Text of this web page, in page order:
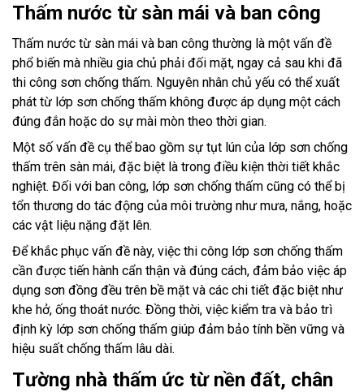
Thấm nước từ sàn mái và ban công
Thấm nước từ sàn mái và ban công thường là một vấn đề
phổ biến mà nhiều gia chủ phải đối mặt, ngay cả sau khi đã
thi công sơn chống thấm. Nguyên nhân chủ yếu có thể xuất
phát từ lớp sơn chống thấm không được áp dụng một cách
đúng đắn hoặc do sự mài mòn theo thời gian.
Một số vấn đề cụ thể bao gồm sự tụt lún của lớp sơn chống
thấm trên sàn mái, đặc biệt là trong điều kiện thời tiết khắc
nghiệt. Đối với ban công, lớp sơn chống thấm cũng có thể bị
tổn thương do tác động của môi trường như mưa, nắng, hoặc
các vật liệu nặng đặt lên.
Để khắc phục vấn đề này, việc thi công lớp sơn chống thấm
cần được tiến hành cẩn thận và đúng cách, đảm bảo việc áp
dụng sơn đồng đều trên bề mặt và các chi tiết đặc biệt như
khe hở, ống thoát nước. Đồng thời, việc kiểm tra và bảo trì
định kỳ lớp sơn chống thấm giúp đảm bảo tính bền vững và
hiệu suất chống thấm lâu dài.
Tường nhà thấm ức từ nền đất, chân